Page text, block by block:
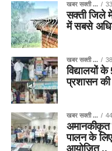
खबर सक्ती ...
सक्ती जिले
में सबसे
खबर सक्ती ...
विद्यालयों
प्रशासन की
खबर सक्ती ...
अमानकीकृत
पालन के